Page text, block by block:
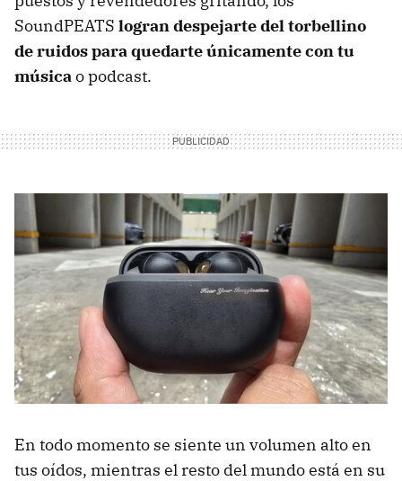
SoundPEATS logran despejarte del torbellino
de ruidos para quedarte únicamente con tu
músicao podcast.
En todo momento se siente un volumen alto en
tus oídos, mientras el resto del mundo está en su